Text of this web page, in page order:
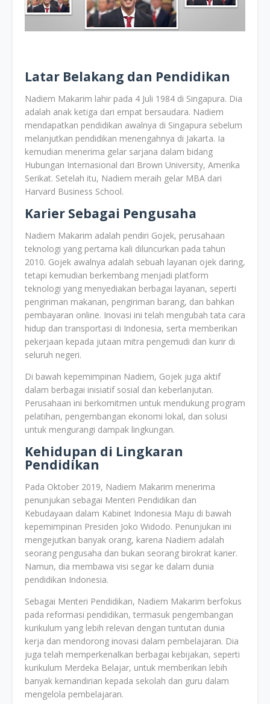
Latar Belakang dan Pendidikan
Nadiem Makarim lahir pada 4 Juli 1984 di Singapura. Dia
adalah anak ketiga dari empat bersaudara. Nadiem
mendapatkan pendidikan awalnya di Singapura sebelum
melanjutkan pendidikan menengahnya di Jakarta. Ia
kemudian menerima gelar sarjana dalam bidang
Hubungan Internasional dari Brown University, Amerika
Serikat. Setelah itu, Nadiem meraih gelar MBA dari
Harvard Business School.
Karier Sebagai Pengusaha
Nadiem Makarim adalah pendiri Gojek, perusahaan
teknologi yang pertama kali diluncurkan pada tahun
2010. Gojek awalnya adalah sebuah layanan ojek daring,
tetapi kemudian berkembang menjadi platform
teknologi yang menyediakan berbagai layanan, seperti
pengiriman makanan, pengiriman barang, dan bahkan
pembayaran online. Inovasi ini telah mengubah tata cara
hidup dan transportasi di Indonesia, serta memberikan
pekerjaan kepada jutaan mitra pengemudi dan kurir di
seluruh negeri.
Di bawah kepemimpinan Nadiem, Gojek juga aktif
dalam berbagai inisiatif sosial dan keberlanjutan.
Perusahaan ini berkomitmen untuk mendukung program
pelatihan, pengembangan ekonomi lokal, dan solusi
untuk mengurangi dampak lingkungan.
Kehidupan di Lingkaran
Pendidikan
Pada Oktober 2019, Nadiem Makarim menerima
penunjukan sebagai Menteri Pendidikan dan
Kebudayaan dalam Kabinet Indonesia Maju di bawah
kepemimpinan Presiden Joko Widodo. Penunjukan ini
mengejutkan banyak orang, karena Nadiem adalah
seorang pengusaha dan bukan seorang birokrat karier.
Namun, dia membawa visi segar ke dalam dunia
pendidikan Indonesia.
Sebagai Menteri Pendidikan, Nadiem Makarim berfokus
pada reformasi pendidikan, termasuk pengembangan
kurikulum yang lebih relevan dengan tuntutan dunia
kerja dan mendorong inovasi dalam pembelajaran. Dia
juga telah memperkenalkan berbagai kebijakan, seperti
kurikulum Merdeka Belajar, untuk memberikan lebih
banyak kemandirian kepada sekolah dan guru dalam
mengelola pembelajaran.